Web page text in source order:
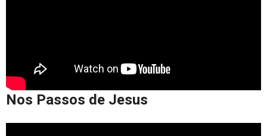
Nos Passos de Jesus